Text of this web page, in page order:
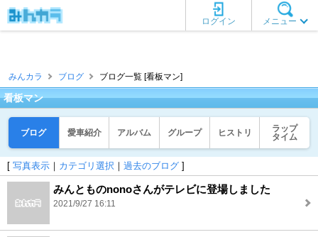
メニュー
ログイン
みんカラ ブログ ブログ一覧 [看板マン]
看板マン
ブログ 愛車紹介 アルバム グループ ヒストリ
ラップ
タイム
[ 写真表示 ｜ カテゴリ選択 ｜ 過去のブログ ]
みんとものnonoさんがテレビに登場しました
2021/9/27 16:11